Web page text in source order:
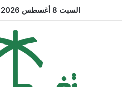
السبت 8 أغسطس 2026